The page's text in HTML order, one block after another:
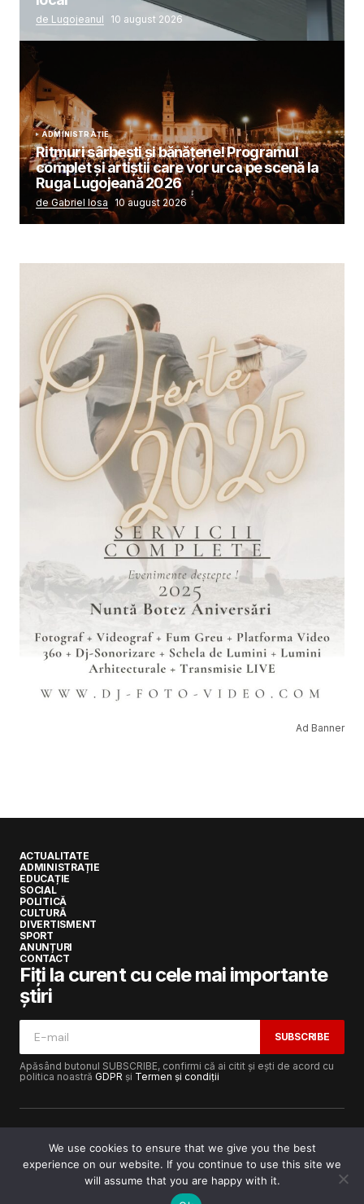
de Lugojeanul 10 august 2026
ADMINISTRAȚIE
Ritmuri sârbești și bănățene! Programul
complet și artiștii care vor urca pe scenă la
Ruga Lugojeană 2026
de Gabriel Iosa 10 august 2026
Ad Banner
ACTUALITATE
ADMINISTRAȚIE
EDUCAȚIE
SOCIAL
POLITICĂ
CULTURĂ
DIVERTISMENT
SPORT
ANUNȚURI
CONTACT
Fiți la curent cu cele mai importante
știri
SUBSCRIBE
Apăsând butonul SUBSCRIBE, confirmi că ai citit și ești de acord cu
politica noastră GDPR și Termen și condiții
Copyright © 2017-2025Lugojeanul.ro· Toate drepturile
rezervate · Dezvoltat dePower Media FX
We use cookies to ensure that we give you the best
experience on our website. If you continue to use this site we
will assume that you are happy with it.